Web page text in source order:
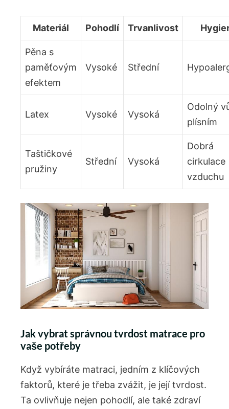
Materiál Pohodlí Trvanlivost
Pěna s
paměťovým
efektem
Vysoké Střední
Latex Vysoké Vysoká
Odolný
plísním
Taštičkové
pružiny
Střední Vysoká
Dobrá
cirkulace
vzduchu
Jak vybrat správnou tvrdost matrace pro
vaše potřeby
Když vybíráte matraci, jedním z klíčových
faktorů, které je třeba zvážit, je její tvrdost.
Ta ovlivňuje nejen pohodlí, ale také zdraví